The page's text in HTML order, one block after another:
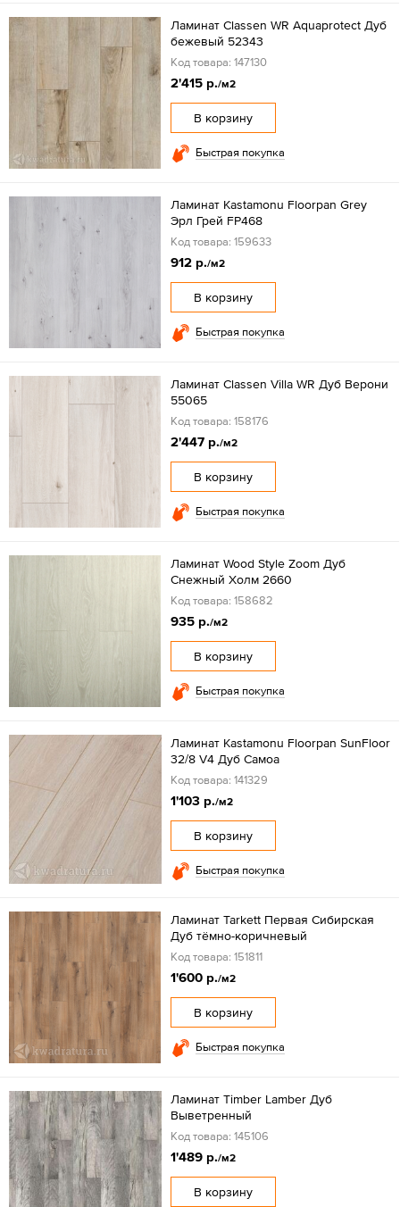
Ламинат Classen WR Aquaprotect Дуб
бежевый 52343
Код товара: 147130
2'415 р./м2
В корзину
Быстрая покупка
Ламинат Kastamonu Floorpan Grey
Эрл Грей FP468
Код товара: 159633
912 р./м2
В корзину
Быстрая покупка
Ламинат Classen Villa WR Дуб Верони
55065
Код товара: 158176
2'447 р./м2
В корзину
Быстрая покупка
Ламинат Wood Style Zoom Дуб
Снежный Холм 2660
Код товара: 158682
935 р./м2
В корзину
Быстрая покупка
Ламинат Kastamonu Floorpan SunFloor
32/8 V4 Дуб Самоа
Код товара: 141329
1'103 р./м2
В корзину
Быстрая покупка
Ламинат Tarkett Первая Сибирская
Дуб тёмно-коричневый
Код товара: 151811
1'600 р./м2
В корзину
Быстрая покупка
Ламинат Timber Lamber Дуб
Выветренный
Код товара: 145106
1'489 р./м2
В корзину